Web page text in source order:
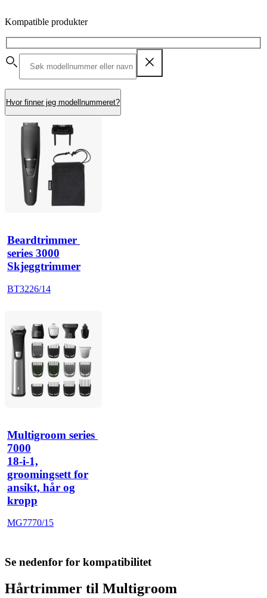
Kompatible produkter
Hvor finner jeg modellnummeret?
Beardtrimmer
series 3000
Skjeggtrimmer
BT3226/14
Multigroom series
7000
18-i-1,
groomingsett for
ansikt, hår og
kropp
MG7770/15
Se nedenfor for kompatibilitet
Hårtrimmer til Multigroom